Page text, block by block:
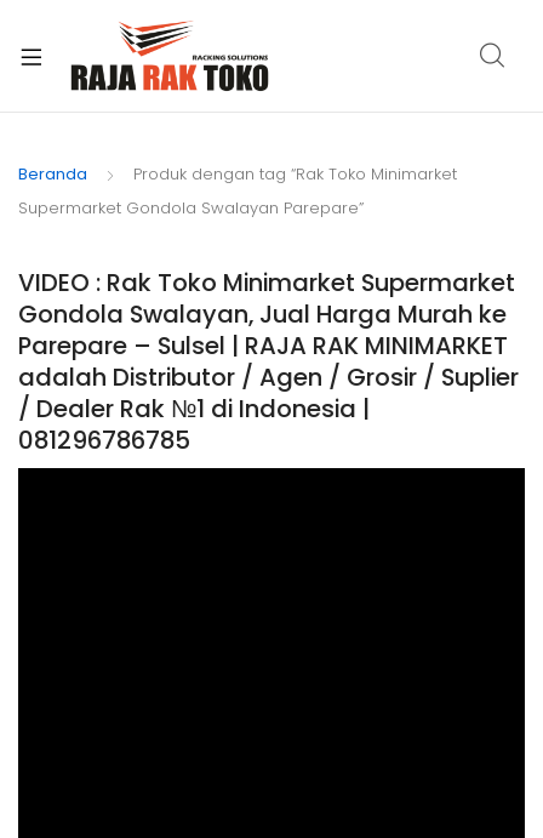
Beranda
Produk dengan tag “Rak Toko Minimarket
Supermarket Gondola Swalayan Parepare”
VIDEO : Rak Toko Minimarket Supermarket
Gondola Swalayan, Jual Harga Murah ke
Parepare – Sulsel | RAJA RAK MINIMARKET
adalah Distributor / Agen / Grosir / Suplier
/ Dealer Rak №1 di Indonesia |
081296786785